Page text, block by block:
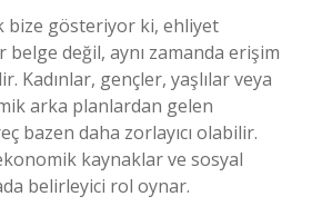
bize gösteriyor ki, ehliyet
belge değil, aynı zamanda erişim
Kadınlar, gençler, yaşlılar veya
arka planlardan gelen
bazen daha zorlayıcı olabilir.
kaynaklar ve sosyal
belirleyici rol oynar.